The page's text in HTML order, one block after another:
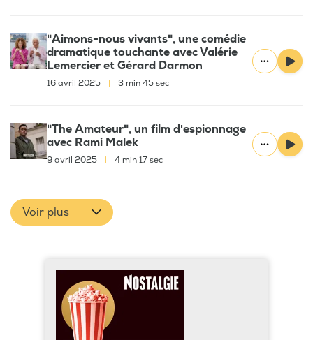
"Aimons-nous vivants", une comédie
dramatique touchante avec Valérie
Lemercier et Gérard Darmon
16 avril 2025 3 min 45 sec
"The Amateur", un film d'espionnage
avec Rami Malek
9 avril 2025 4 min 17 sec
Voir plus